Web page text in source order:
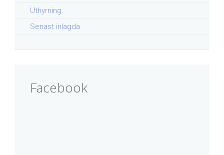
Uthyrning
Senast inlagda
Facebook